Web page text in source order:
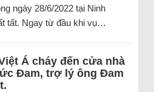
ngày 28/6/2022 tại Ninh
tất. Ngay từ đầu khi vụ…
Á cháy đến cửa nhà
Đam, trợ lý ông Đam